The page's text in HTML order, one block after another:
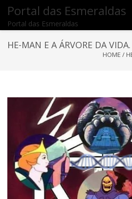
Portal das Esmeraldas
Portal das Esmeraldas
HE-MAN E A ÁRVORE DA VIDA.
HOME /